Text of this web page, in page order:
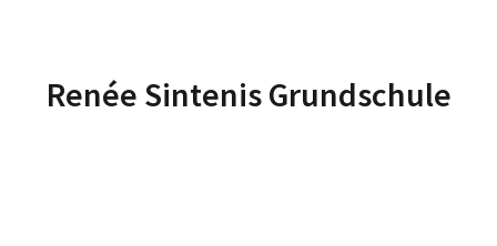
Renée Sintenis Grundschule